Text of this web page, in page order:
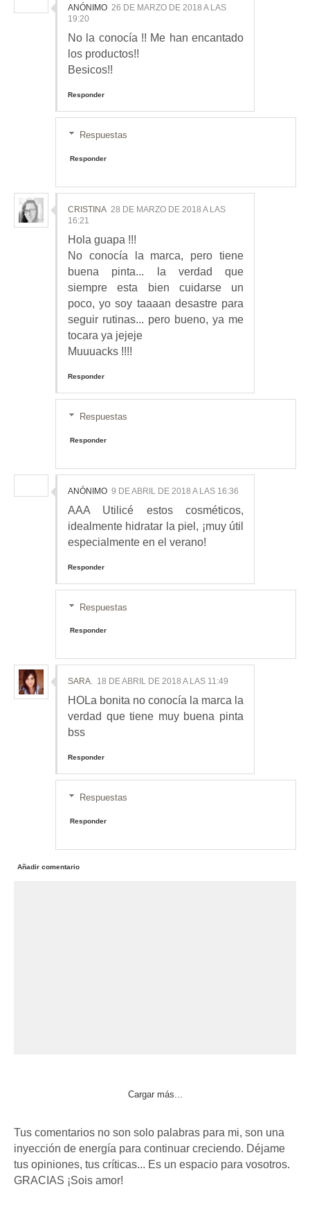
ANÓNIMO 26 DE MARZO DE 2018 A LAS
19:20
No la conocía !! Me han encantado
los productos!!
Besicos!!
Responder
Respuestas
Responder
CRISTINA 28 DE MARZO DE 2018 A LAS
16:21
Hola guapa !!!
No conocía la marca, pero tiene
buena pinta... la verdad que
siempre esta bien cuidarse un
poco, yo soy taaaan desastre para
seguir rutinas... pero bueno, ya me
tocara ya jejeje
Muuuacks !!!!
Responder
Respuestas
Responder
ANÓNIMO 9 DE ABRIL DE 2018 A LAS 16:36
AAA Utilicé estos cosméticos,
idealmente hidratar la piel, ¡muy útil
especialmente en el verano!
Responder
Respuestas
Responder
SARA. 18 DE ABRIL DE 2018 A LAS 11:49
HOLa bonita no conocía la marca la
verdad que tiene muy buena pinta
bss
Responder
Respuestas
Responder
Añadir comentario
Cargar más...
Tus comentarios no son solo palabras para mi, son una
inyección de energía para continuar creciendo. Déjame
tus opiniones, tus críticas... Es un espacio para vosotros.
GRACIAS ¡Sois amor!